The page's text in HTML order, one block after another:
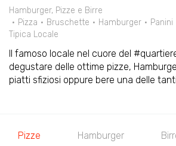
Hamburger, Pizze e Birre
Pizza
Bruschette Hamburger Panini
Tipica Locale
Il famoso locale nel cuore del
degustare delle ottime pizze,
piatti sfiziosi oppure bere una delle
Pizze Hamburger